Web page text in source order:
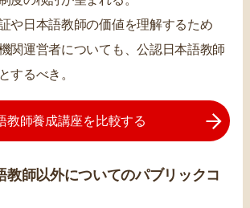
や日本語教師の価値を理解するため
関運営者についても、公認日本語教師
するべき。
教師養成講座を比較する
教師以外についてのパブリックコ